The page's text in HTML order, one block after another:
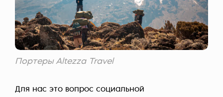
Портеры Altezza Travel
Для нас это вопрос социальной